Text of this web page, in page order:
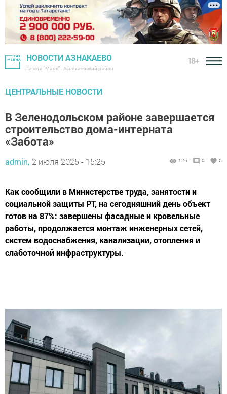
НОВОСТИ АЗНАКАЕВО
Газета "Маяк" - Азнакаевский район
18+
ЦЕНТРАЛЬНЫЕ НОВОСТИ
В Зеленодольском районе завершается
строительство дома-интерната
«Забота»
admin, 2 июля 2025 - 15:25 126 0 0
Как сообщили в Министерстве труда, занятости и
социальной защиты РТ, на сегодняшний день объект
готов на 87%: завершены фасадные и кровельные
работы, продолжается монтаж инженерных сетей,
систем водоснабжения, канализации, отопления и
слаботочной инфраструктуры.